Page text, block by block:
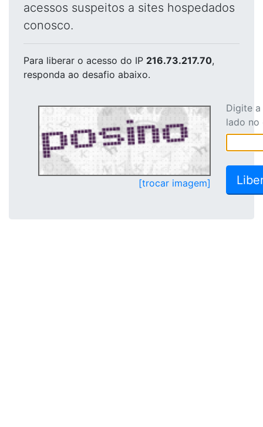
acessos suspeitos a sites hospedados
conosco.
Para liberar o acesso do IP 216.73.217.70,
responda ao desafio abaixo.
[trocar imagem]
Digite
lado no